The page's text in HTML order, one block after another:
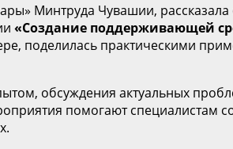
Минтруда Чувашии,
«Создание поддерживающей
поделилась практическими
обсуждения актуальных
помогают